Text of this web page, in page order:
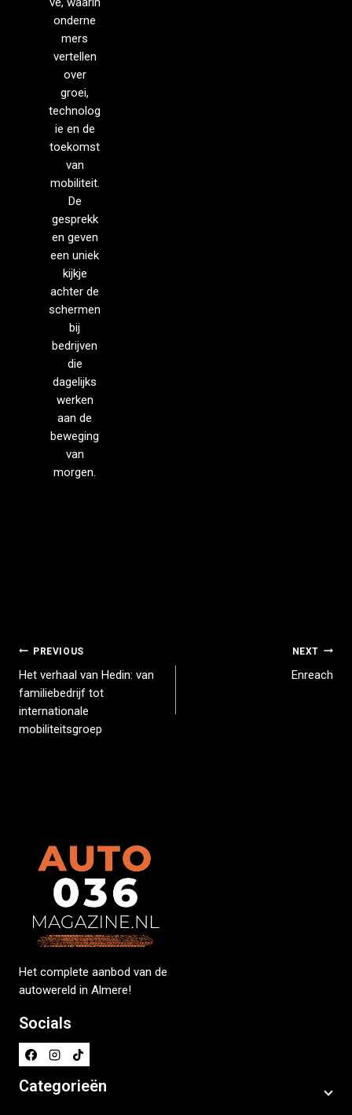
onderne
mers
vertellen
over
groei,
technolog
ie en de
toekomst
van
mobiliteit.
De
gesprekk
en geven
een uniek
kijkje
achter de
schermen
bij
bedrijven
die
dagelijks
werken
aan de
beweging
van
morgen.
PREVIOUS
Het verhaal van Hedin: van
familiebedrijf tot
internationale
mobiliteitsgroep
NEXT
Enreach
Het complete aanbod van de
autowereld in Almere!
Socials
Categorieën